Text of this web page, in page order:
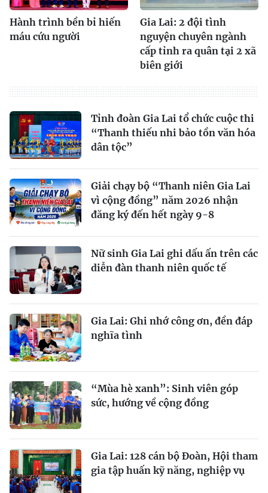
Hành trình bền bỉ hiến
máu cứu người
Gia Lai: 2 đội tình
nguyện chuyên ngành
cấp tỉnh ra quân tại 2 xã
biên giới
Tỉnh đoàn Gia Lai tổ chức cuộc thi
“Thanh thiếu nhi bảo tồn văn hóa
dân tộc”
Giải chạy bộ “Thanh niên Gia Lai
vì cộng đồng” năm 2026 nhận
đăng ký đến hết ngày 9-8
Nữ sinh Gia Lai ghi dấu ấn trên các
diễn đàn thanh niên quốc tế
Gia Lai: Ghi nhớ công ơn, đền đáp
nghĩa tình
“Mùa hè xanh”: Sinh viên góp
sức, hướng về cộng đồng
Gia Lai: 128 cán bộ Đoàn, Hội tham
gia tập huấn kỹ năng, nghiệp vụ